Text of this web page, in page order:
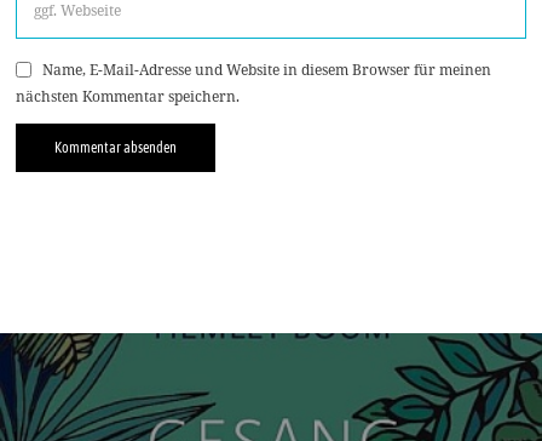
Name, E-Mail-Adresse und Website in diesem Browser für meinen
nächsten Kommentar speichern.